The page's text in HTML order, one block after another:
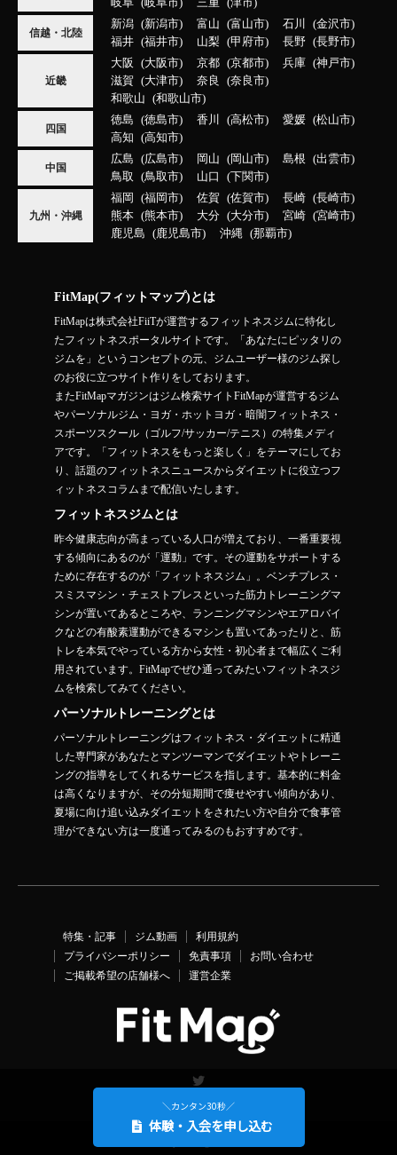
信越・北陸
新潟 新潟市 富山 富山市 石川
金沢市
福井
福井市 山梨 甲府市 長野 長野市
近畿
大阪 大阪市 京都 京都市 兵庫
神戸市
滋賀
大津市 奈良
奈良市
和歌山
和歌山市
四国
徳島 徳島市 香川 高松市 愛媛
松山市
高知
高知市
中国
広島 広島市 岡山 岡山市 島根
出雲市
鳥取
鳥取市 山口 下関市
九州・沖縄
福岡 福岡市 佐賀 佐賀市 長崎
長崎市
熊本
熊本市 大分 大分市 宮崎
宮崎市
鹿児島
鹿児島市 沖縄 那覇市
FitMap(フィットマップ)とは
FitMapは株式会社FiiTが運営するフィットネスジムに特化し
たフィットネスポータルサイトです。「あなたにピッタリの
ジムを」というコンセプトの元、ジムユーザー様のジム探し
のお役に立つサイト作りをしております。
またFitMapマガジンはジム検索サイトFitMapが運営するジム
やパーソナルジム・ヨガ・ホットヨガ・暗闇フィットネス・
スポーツスクール（ゴルフ/サッカー/テニス）の特集メディ
アです。「フィットネスをもっと楽しく」をテーマにしてお
り、話題のフィットネスニュースからダイエットに役立つフ
ィットネスコラムまで配信いたします。
フィットネスジムとは
昨今健康志向が高まっている人口が増えており、一番重要視
する傾向にあるのが「運動」です。その運動をサポートする
ために存在するのが「フィットネスジム」。ベンチプレス・
スミスマシン・チェストプレスといった筋力トレーニングマ
シンが置いてあるところや、ランニングマシンやエアロバイ
クなどの有酸素運動ができるマシンも置いてあったりと、筋
トレを本気でやっている方から女性・初心者まで幅広くご利
用されています。FitMapでぜひ通ってみたいフィットネスジ
ムを検索してみてください。
パーソナルトレーニングとは
パーソナルトレーニングはフィットネス・ダイエットに精通
した専門家があなたとマンツーマンでダイエットやトレーニ
ングの指導をしてくれるサービスを指します。基本的に料金
は高くなりますが、その分短期間で痩せやすい傾向があり、
夏場に向け追い込みダイエットをされたい方や自分で食事管
理ができない方は一度通ってみるのもおすすめです。
特集・記事 ジム動画
利用規約
プライバシーポリシー
免責事項
お問い合わせ
ご掲載希望の店舗様へ
運営企業
＼カンタン30秒／
体験・入会を申し込む